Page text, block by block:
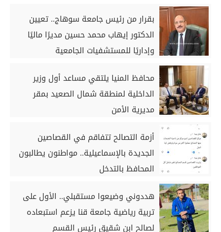
بقرار من رئيس جامعة سوهاج.. تعيين
الدكتور إيهاب محمد حسين مديرًا ماليًا
وإداريًا للمستشفيات الجامعية
محافظ المنيا يلتقي مساعد أول وزير
الداخلية لمنطقة شمال الصعيد بمقر
مديرية الأمن
أزمة التصالح تتفاقم في القصاصين
الجديدة بالإسماعيلية.. مواطنون يطالبون
المحافظ بالتدخل
هددوني وضيعوا مستقبلي.. الأول على
تربية رياضية جامعة قنا يزعم استبعاده
لصالح ابن شقيق رئيس القسم